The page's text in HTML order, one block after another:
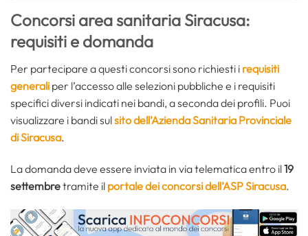
Concorsi area sanitaria Siracusa:
requisiti e domanda
Per partecipare a questi concorsi sono richiesti i requisiti
generali per l’accesso alle selezioni pubbliche e i requisiti
specifici diversi indicati nei bandi, a seconda dei profili. Puoi
visualizzare i bandi sulsito dell’Azienda Sanitaria Provinciale
di Siracusa.
La domanda deve essere inviata in via telematica entro il19
settembretramite il portale dei concorsi dell’ASP Siracusa.